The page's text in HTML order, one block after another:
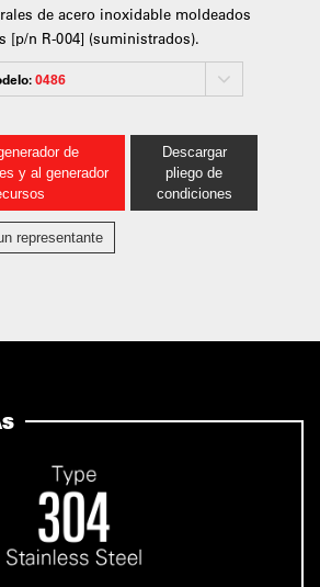
de acero inoxidable moldeados
[p/n R-004] (suministrados).
0486
de
y al generador
Descargar
pliego de
condiciones
representante